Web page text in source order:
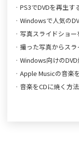
· PS3でDVDを再生す
· Windowsで人気の
· 写真スライドショ
· 撮った写真からス
· Windows向けの
· Apple Musicの音楽
· 音楽をCDに焼く方